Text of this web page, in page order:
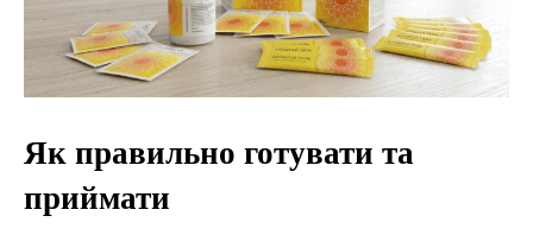
Як правильно готувати та
приймати